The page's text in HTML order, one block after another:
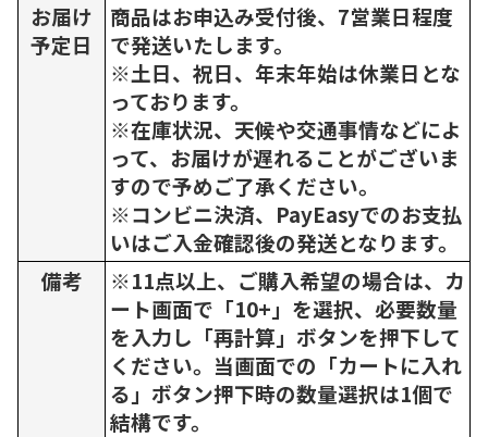
お届け
予定日
商品はお申込み受付後、7営業日程度
で発送いたします。
※土日、祝日、年末年始は休業日とな
っております。
※在庫状況、天候や交通事情などによ
って、お届けが遅れることがございま
すので予めご了承ください。
※コンビニ決済、PayEasyでのお支払
いはご入金確認後の発送となります。
備考
※11点以上、ご購入希望の場合は、カ
ート画面で「10+」を選択、必要数量
を入力し「再計算」ボタンを押下して
ください。当画面での「カートに入れ
る」ボタン押下時の数量選択は1個で
結構です。